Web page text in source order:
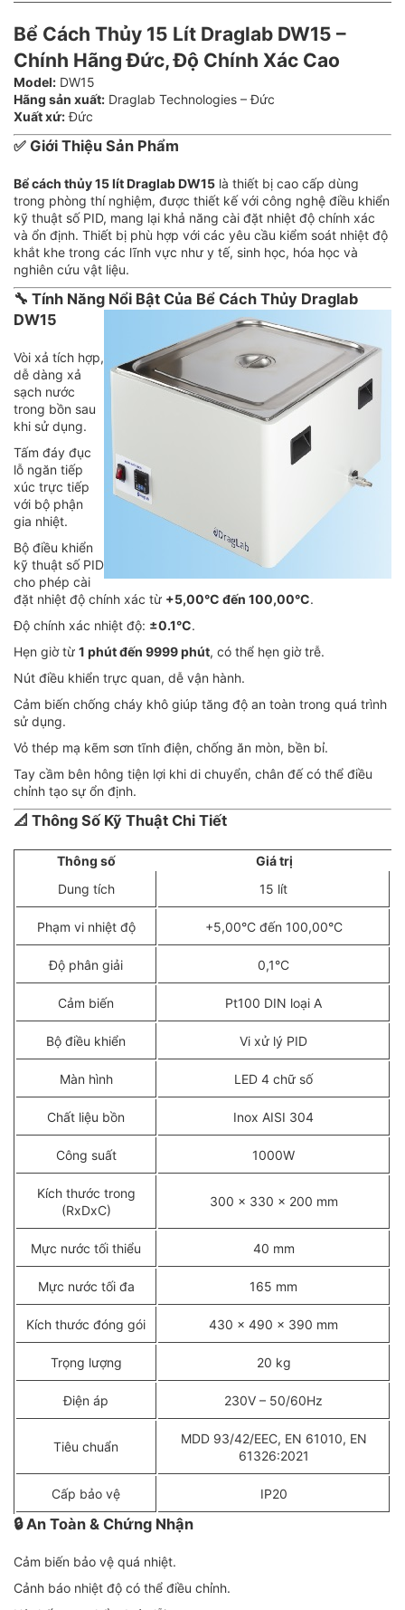
Bể Cách Thủy 15 Lít Draglab DW15 –
Chính Hãng Đức, Độ Chính Xác Cao
Model: DW15
Hãng sản xuất: Draglab Technologies – Đức
Xuất xứ:Đức
✅ Giới Thiệu Sản Phẩm
Bể cách thủy 15 lít Draglab DW15 là thiết bị cao cấp dùng
trong phòng thí nghiệm, được thiết kế với công nghệ điều khiển
kỹ thuật số PID, mang lại khả năng cài đặt nhiệt độ chính xác
và ổn định. Thiết bị phù hợp với các yêu cầu kiểm soát nhiệt độ
khắt khe trong các lĩnh vực như y tế, sinh học, hóa học và
nghiên cứu vật liệu.
🔧 Tính Năng Nổi Bật Của Bể Cách Thủy Draglab
DW15
Vòi xả tích hợp,
dễ dàng xả
sạch nước
trong bồn sau
khi sử dụng.
Tấm đáy đục
lỗ ngăn tiếp
xúc trực tiếp
với bộ phận
gia nhiệt.
Bộ điều khiển
kỹ thuật số PID
cho phép cài
đặt nhiệt độ chính xác từ +5,00°C đến 100,00°C.
Độ chính xác nhiệt độ: ±0.1°C.
Hẹn giờ từ 1 phút đến 9999 phút, có thể hẹn giờ trễ.
Nút điều khiển trực quan, dễ vận hành.
Cảm biến chống cháy khô giúp tăng độ an toàn trong quá trình
sử dụng.
Vỏ thép mạ kẽm sơn tĩnh điện, chống ăn mòn, bền bỉ.
Tay cầm bên hông tiện lợi khi di chuyển, chân đế có thể điều
chỉnh tạo sự ổn định.
📐 Thông Số Kỹ Thuật Chi Tiết
Thông số
Giá trị
Dung tích
15 lít
Phạm vi nhiệt độ +5,00°C đến 100,00°C
Độ phân giải 0,1°C
Cảm biến Pt100 DIN loại A
Bộ điều khiển Vi xử lý PID
Màn hình LED 4 chữ số
Chất liệu bồn Inox AISI 304
Công suất 1000W
Kích thước trong
(RxDxC)
300 x 330 x 200 mm
Mực nước tối thiểu 40 mm
Mực nước tối đa 165 mm
Kích thước đóng gói 430 x 490 x 390 mm
Trọng lượng 20 kg
Điện áp 230V – 50/60Hz
Tiêu chuẩn
MDD 93/42/EEC, EN 61010, EN
61326:2021
Cấp bảo vệ IP20
🔒An Toàn & Chứng Nhận
Cảm biến bảo vệ quá nhiệt.
Cảnh báo nhiệt độ có thể điều chỉnh.